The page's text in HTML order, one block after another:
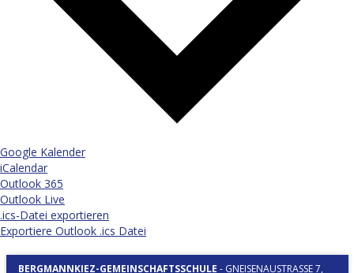
Google Kalender
iCalendar
Outlook 365
Outlook Live
.ics-Datei exportieren
Exportiere Outlook .ics Datei
BERGMANNKIEZ-GEMEINSCHAFTSSCHULE - GNEISENAUSTRASSE 7, 1